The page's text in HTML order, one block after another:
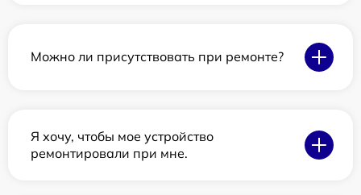
Можно ли присутствовать при ремонте?
Я хочу, чтобы мое устройство
ремонтировали при мне.